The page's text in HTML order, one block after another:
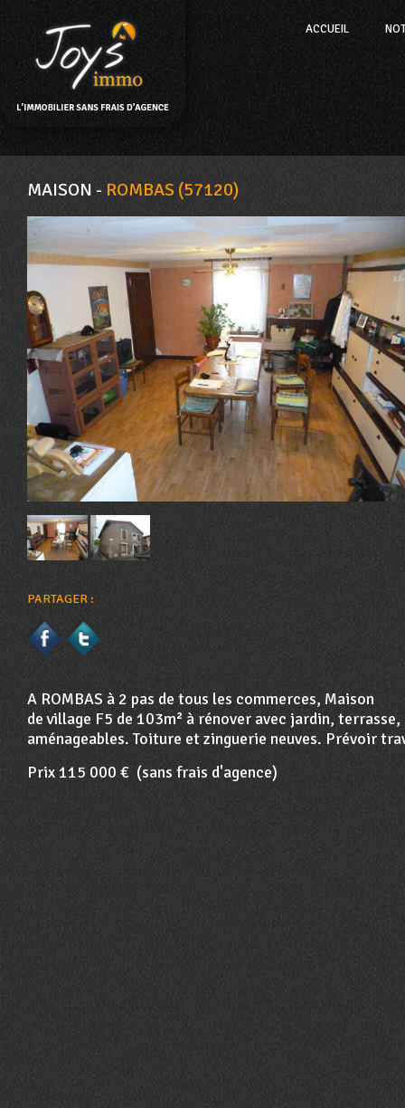
ACCUEIL
MAISON - ROMBAS (57120)
PARTAGER :
A ROMBAS à 2 pas de tous les commerces, Maison
de village F5 de 103m² à rénover avec jardin,
aménageables. Toiture et zinguerie neuves. Prévoir
Prix 115 000 € (sans frais d'agence)